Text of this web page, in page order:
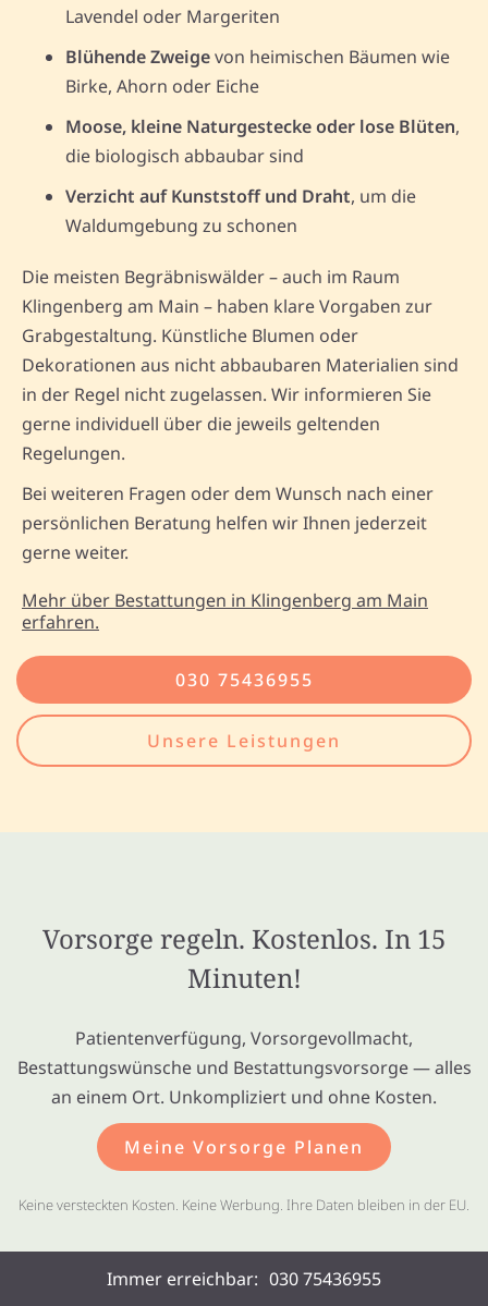
Lavendel oder Margeriten
Blühende Zweigevon heimischen Bäumen wie
Birke, Ahorn oder Eiche
Moose, kleine Naturgestecke oder lose Blüten,
die biologisch abbaubar sind
Verzicht auf Kunststoff und Draht, um die
Waldumgebung zu schonen
Die meisten Begräbniswälder – auch im Raum
Klingenberg am Main – haben klare Vorgaben zur
Grabgestaltung. Künstliche Blumen oder
Dekorationen aus nicht abbaubaren Materialien sind
in der Regel nicht zugelassen. Wir informieren Sie
gerne individuell über die jeweils geltenden
Regelungen.
Bei weiteren Fragen oder dem Wunsch nach einer
persönlichen Beratung helfen wir Ihnen jederzeit
gerne weiter.
Mehr über Bestattungen in Klingenberg am Main
erfahren.
030 75436955
Unsere Leistungen
Vorsorge regeln. Kostenlos. In 15
Minuten!
Patientenverfügung, Vorsorgevollmacht,
Bestattungswünsche und Bestattungsvorsorge — alles
an einem Ort. Unkompliziert und ohne Kosten.
Meine Vorsorge Planen
Keine versteckten Kosten. Keine Werbung. Ihre Daten bleiben in der EU.
Immer erreichbar: 030 75436955